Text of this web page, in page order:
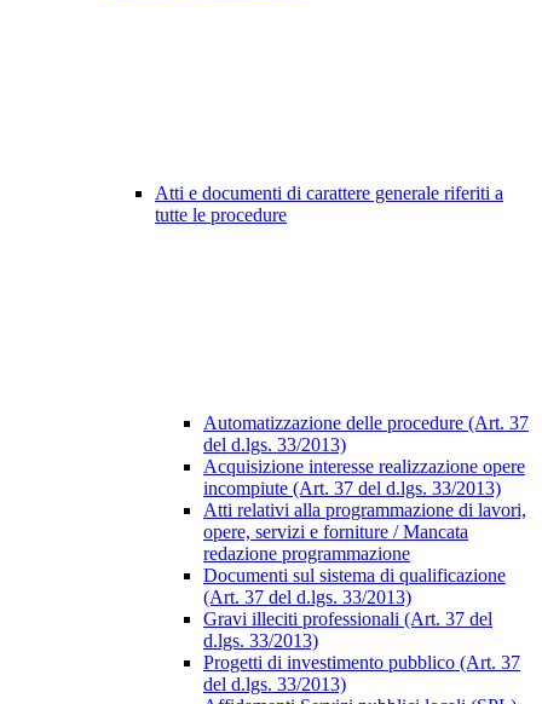
Atti e documenti di carattere generale riferiti a
tutte le procedure
Automatizzazione delle procedure (Art. 37
del d.lgs. 33/2013)
Acquisizione interesse realizzazione opere
incompiute (Art. 37 del d.lgs. 33/2013)
Atti relativi alla programmazione di lavori,
opere, servizi e forniture / Mancata
redazione programmazione
Documenti sul sistema di qualificazione
(Art. 37 del d.lgs. 33/2013)
Gravi illeciti professionali (Art. 37 del
d.lgs. 33/2013)
Progetti di investimento pubblico (Art. 37
del d.lgs. 33/2013)